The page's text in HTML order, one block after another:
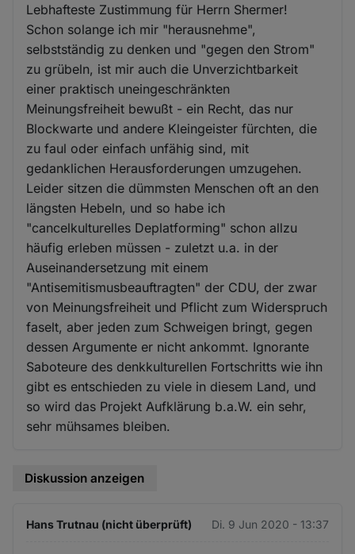
Lebhafteste Zustimmung für Herrn Shermer!
Schon solange ich mir "herausnehme",
selbstständig zu denken und "gegen den Strom"
zu grübeln, ist mir auch die Unverzichtbarkeit
einer praktisch uneingeschränkten
Meinungsfreiheit bewußt - ein Recht, das nur
Blockwarte und andere Kleingeister fürchten, die
zu faul oder einfach unfähig sind, mit
gedanklichen Herausforderungen umzugehen.
Leider sitzen die dümmsten Menschen oft an den
längsten Hebeln, und so habe ich
"cancelkulturelles Deplatforming" schon allzu
häufig erleben müssen - zuletzt u.a. in der
Auseinandersetzung mit einem
"Antisemitismusbeauftragten" der CDU, der zwar
von Meinungsfreiheit und Pflicht zum Widerspruch
faselt, aber jeden zum Schweigen bringt, gegen
dessen Argumente er nicht ankommt. Ignorante
Saboteure des denkkulturellen Fortschritts wie ihn
gibt es entschieden zu viele in diesem Land, und
so wird das Projekt Aufklärung b.a.W. ein sehr,
sehr mühsames bleiben.
Diskussion anzeigen
Hans Trutnau (nicht überprüft) Di. 9 Jun 2020 - 13:37